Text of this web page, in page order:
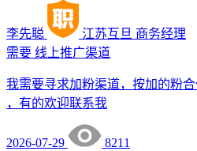
李先聪 江苏互旦 商务经理
需要 线上推广渠道
我需要寻求加粉渠道，按加的粉
，有的欢迎联系我
2026-07-29
8211